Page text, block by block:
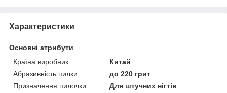
Характеристики
Основні атрибути
Країна виробник
Китай
Абразивність пилки
до 220 грит
Призначення пилочки
Для штучних нігтів